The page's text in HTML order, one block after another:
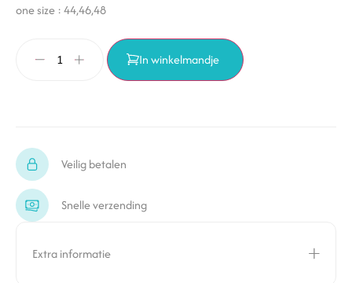
one size : 44,46,48
In winkelmandje
Veilig betalen
Snelle verzending
Extra informatie